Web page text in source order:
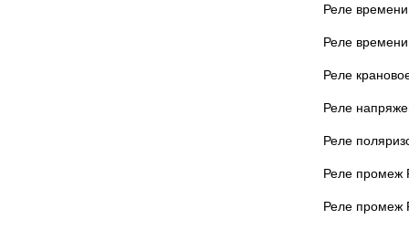
Реле
Реле
Реле
Реле
Реле
Реле промеж
Реле промеж